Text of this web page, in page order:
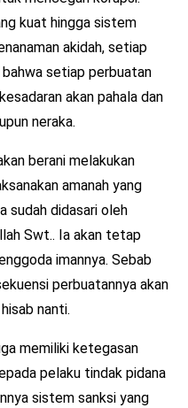
kuat hingga sistem
akidah, setiap
bahwa setiap perbuatan
akan pahala dan
neraka.
berani melakukan
amanah yang
sudah didasari oleh
Swt.. Ia akan tetap
imannya. Sebab
perbuatannya akan
nanti.
memiliki ketegasan
pelaku tindak pidana
sistem sanksi yang